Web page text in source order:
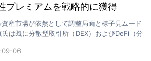
プレミアムを戦略的に獲得
産市場が依然として調整局面と様子見ムード
は既に分散型取引所（DEX）およびDeFi（分
09-06